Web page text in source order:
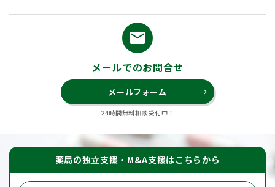
email
メールでのお問合せ
メールフォーム east
24時間無料相談受付中！
薬局の独立支援・M&A支援はこちらから